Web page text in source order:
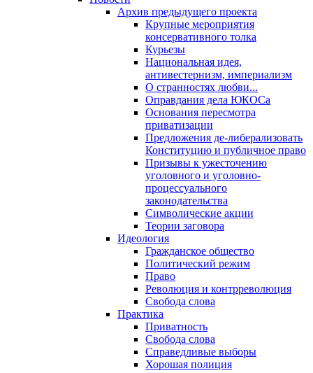
Архив предыдущего проекта
Крупные мероприятия
консервативного толка
Курьезы
Национальная идея,
антивестернизм, империализм
О странностях любви...
Оправдания дела ЮКОСа
Основания пересмотра
приватизации
Предложения де-либерализовать
Конституцию и публичное право
Призывы к ужесточению
уголовного и уголовно-
процессуального
законодательства
Символические акции
Теории заговора
Идеология
Гражданское общество
Политический режим
Право
Революция и контрреволюция
Свобода слова
Практика
Приватность
Свобода слова
Справедливые выборы
Хорошая полиция